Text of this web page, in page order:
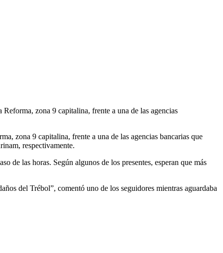
zona 9 capitalina, frente a una de las agencias
zona 9 capitalina, frente a una de las agencias bancarias que
respectivamente.
de las horas. Según algunos de los presentes, esperan que más
del Trébol”, comentó uno de los seguidores mientras aguardaba